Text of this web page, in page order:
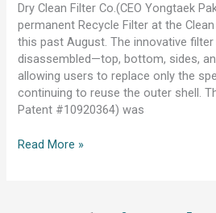
Dry Clean Filter Co.(CEO Yongtaek
permanent Recycle Filter at the
this past August. The innovative
disassembled—top, bottom, sides,
allowing users to replace only the
continuing to reuse the outer shell.
Patent #10920364) was
Read More »